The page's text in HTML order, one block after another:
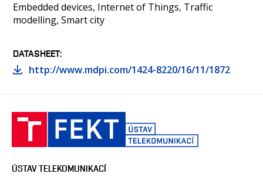
Embedded devices, Internet of Things, Traffic
modelling, Smart city
DATASHEET
http://www.mdpi.com/1424-8220/16/11/1872
ÚSTAV TELEKOMUNIKACÍ